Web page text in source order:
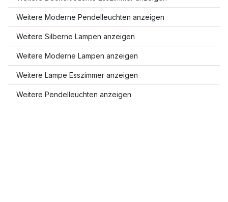
Weitere Moderne Pendelleuchten anzeigen
Weitere Silberne Lampen anzeigen
Weitere Moderne Lampen anzeigen
Weitere Lampe Esszimmer anzeigen
Weitere Pendelleuchten anzeigen